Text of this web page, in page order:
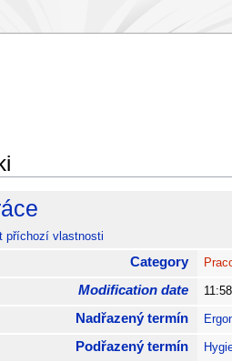
příchozí vlastnosti
Category
Modification date
Nadřazený termín
Podřazený termín